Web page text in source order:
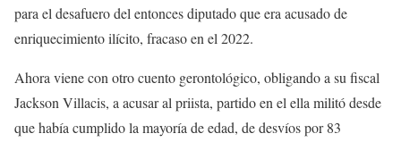
para el desafuero del entonces diputado que era acusado de
enriquecimiento ilícito, fracaso en el 2022.
Ahora viene con otro cuento gerontológico, obligando a su fiscal
Jackson Villacis, a acusar al priista, partido en el ella militó desde
que había cumplido la mayoría de edad, de desvíos por 83